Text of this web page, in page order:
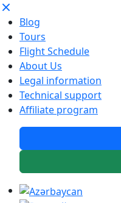
Blog
Tours
Flight Schedule
About Us
Legal information
Technical support
Affiliate program